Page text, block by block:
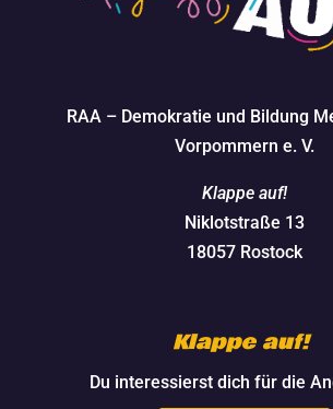
RAA – Demokratie und Bildung
Vorpommern e. V.
Klappe auf!
Niklotstraße 13
18057 Rostock
Klappe auf!
Du interessierst dich für die